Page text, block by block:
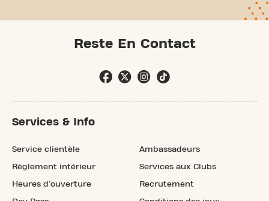
Reste En Contact
Services & Info
Service clientèle
Règlement intérieur
Heures d'ouverture
Ambassadeurs
Services aux Clubs
Recrutement